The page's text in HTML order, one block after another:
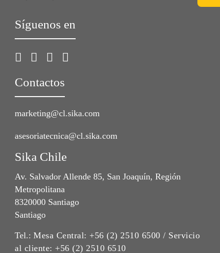
Síguenos en
Contactos
marketing@cl.sika.com
asesoriatecnica@cl.sika.com
Sika Chile
Av. Salvador Allende 85, San Joaquín, Región
Metropolitana
8320000 Santiago
Santiago
Tel.: Mesa Central: +56 (2) 2510 6500 / Servicio
al cliente: +56 (2) 2510 6510